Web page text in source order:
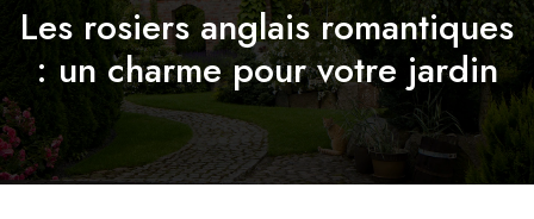
Les rosiers anglais romantiques
: un charme pour votre jardin